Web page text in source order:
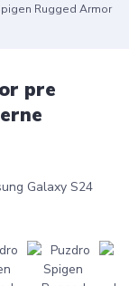
Rugged Armor
pre